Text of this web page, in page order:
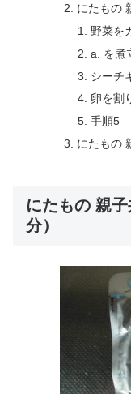
にたもの
野菜を
a. を煮
シーチ
卵を割
手順5
にたもの
にたもの 親
分）